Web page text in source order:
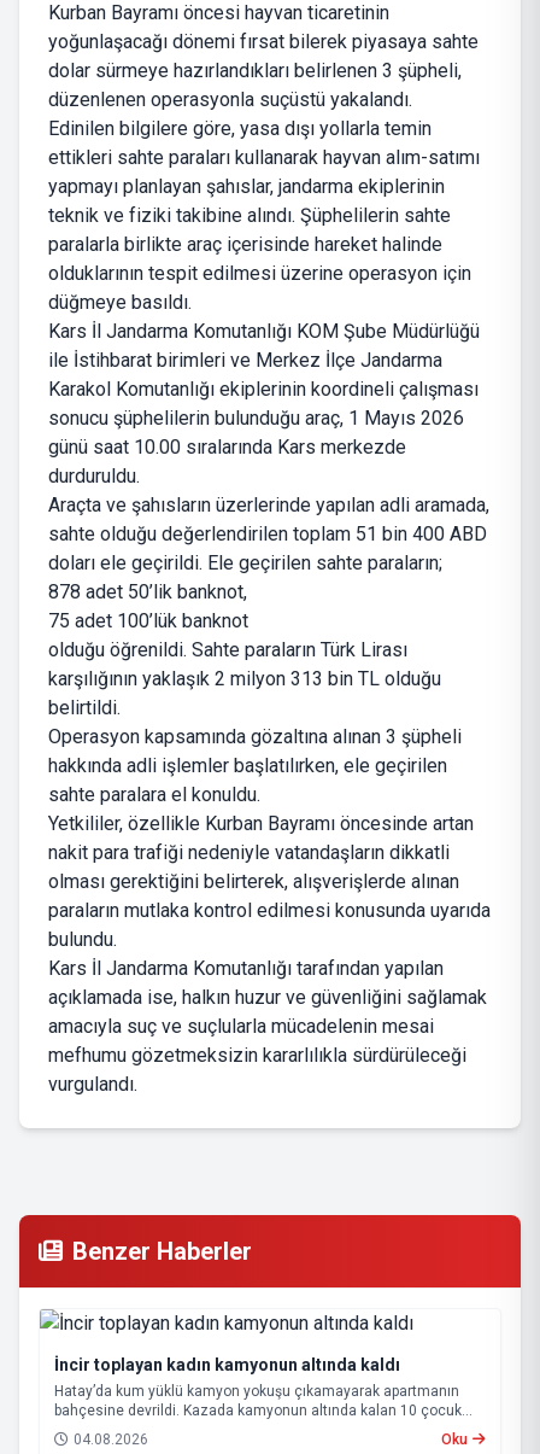
Kurban Bayramı öncesi hayvan ticaretinin
yoğunlaşacağı dönemi fırsat bilerek piyasaya sahte
dolar sürmeye hazırlandıkları belirlenen 3 şüpheli,
düzenlenen operasyonla suçüstü yakalandı.
Edinilen bilgilere göre, yasa dışı yollarla temin
ettikleri sahte paraları kullanarak hayvan alım-satımı
yapmayı planlayan şahıslar, jandarma ekiplerinin
teknik ve fiziki takibine alındı. Şüphelilerin sahte
paralarla birlikte araç içerisinde hareket halinde
olduklarının tespit edilmesi üzerine operasyon için
düğmeye basıldı.
Kars İl Jandarma Komutanlığı KOM Şube Müdürlüğü
ile İstihbarat birimleri ve Merkez İlçe Jandarma
Karakol Komutanlığı ekiplerinin koordineli çalışması
sonucu şüphelilerin bulunduğu araç, 1 Mayıs 2026
günü saat 10.00 sıralarında Kars merkezde
durduruldu.
Araçta ve şahısların üzerlerinde yapılan adli aramada,
sahte olduğu değerlendirilen toplam 51 bin 400 ABD
doları ele geçirildi. Ele geçirilen sahte paraların;
878 adet 50’lik banknot,
75 adet 100’lük banknot
olduğu öğrenildi. Sahte paraların Türk Lirası
karşılığının yaklaşık 2 milyon 313 bin TL olduğu
belirtildi.
Operasyon kapsamında gözaltına alınan 3 şüpheli
hakkında adli işlemler başlatılırken, ele geçirilen
sahte paralara el konuldu.
Yetkililer, özellikle Kurban Bayramı öncesinde artan
nakit para trafiği nedeniyle vatandaşların dikkatli
olması gerektiğini belirterek, alışverişlerde alınan
paraların mutlaka kontrol edilmesi konusunda uyarıda
bulundu.
Kars İl Jandarma Komutanlığı tarafından yapılan
açıklamada ise, halkın huzur ve güvenliğini sağlamak
amacıyla suç ve suçlularla mücadelenin mesai
mefhumu gözetmeksizin kararlılıkla sürdürüleceği
vurgulandı.
Benzer Haberler
İncir toplayan kadın kamyonun altında kaldı
Hatay’da kum yüklü kamyon yokuşu çıkamayarak apartmanın
bahçesine devrildi. Kazada kamyonun altında kalan 10 çocuk
annesi 65 yaşındaki kadın hayatını kaybetti.
04.08.2026 Oku